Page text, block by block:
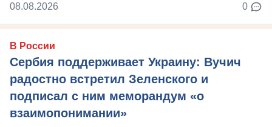
08.08.2026 0
В России
Сербия поддерживает Украину: Вучич
радостно встретил Зеленского и
подписал с ним меморандум «о
взаимопонимании»